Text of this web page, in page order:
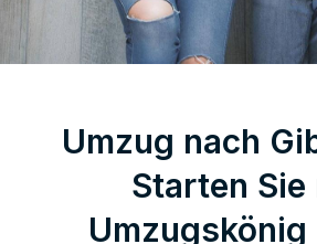
Umzug nach
Starten Sie
Umzugskönig